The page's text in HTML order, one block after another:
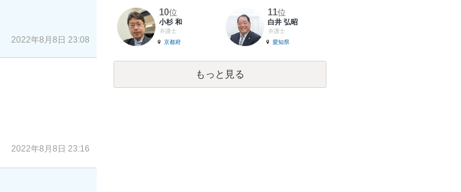
2022年8月8日 23:08
2022年8月8日 23:16
10位
小杉 和
弁護士
京都府
11位
白井 弘昭
弁護士
愛知県
もっと見る